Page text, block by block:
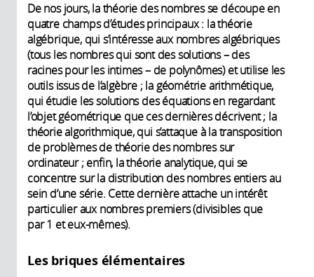
De nos jours, la théorie des nombres se découpe en
quatre champs d’études principaux : la théorie
algébrique, qui s’intéresse aux nombres algébriques
(tous les nombres qui sont des solutions – des
racines pour les intimes – de polynômes) et utilise les
outils issus de l’algèbre ; la géométrie arithmétique,
qui étudie les solutions des équations en regardant
l’objet géométrique que ces dernières décrivent ; la
théorie algorithmique, qui s’attaque à la transposition
de problèmes de théorie des nombres sur
ordinateur ; enfin, la théorie analytique, qui se
concentre sur la distribution des nombres entiers au
sein d’une série. Cette dernière attache un intérêt
particulier aux nombres premiers (divisibles que
par 1 et eux-mêmes).
Les briques élémentaires